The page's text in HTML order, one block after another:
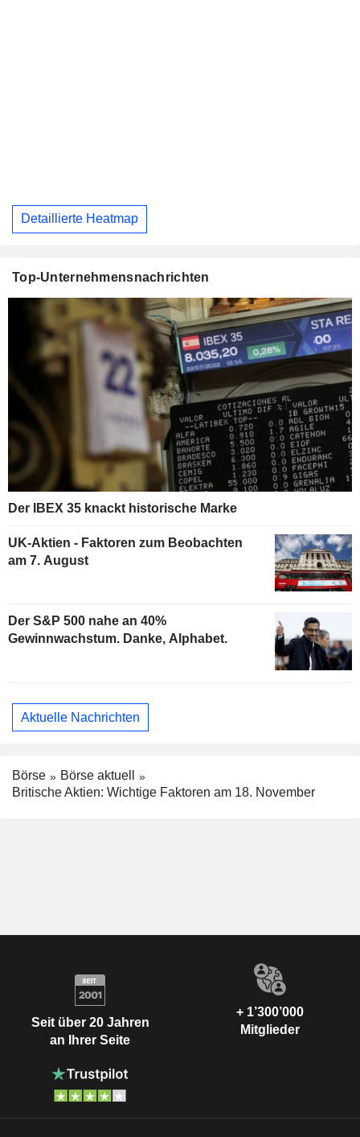
Detaillierte Heatmap
Top-Unternehmensnachrichten
Der IBEX 35 knackt historische Marke
UK-Aktien - Faktoren zum Beobachten
am 7. August
Der S&P 500 nahe an 40%
Gewinnwachstum. Danke, Alphabet.
Aktuelle Nachrichten
Börse
Börse aktuell
Britische Aktien: Wichtige Faktoren am 18. November
Seit über 20 Jahren
an Ihrer Seite
+ 1’300’000
Mitglieder